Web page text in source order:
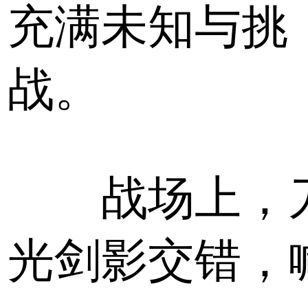
充满未知与挑
战。
战场上，
光剑影交错，